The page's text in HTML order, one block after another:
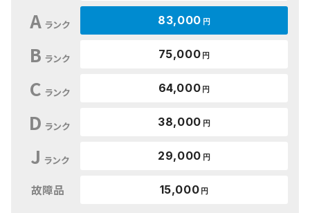
A ランク 83,000 円
B ランク 75,000 円
C ランク 64,000 円
D ランク 38,000 円
J ランク 29,000 円
故障品 15,000 円